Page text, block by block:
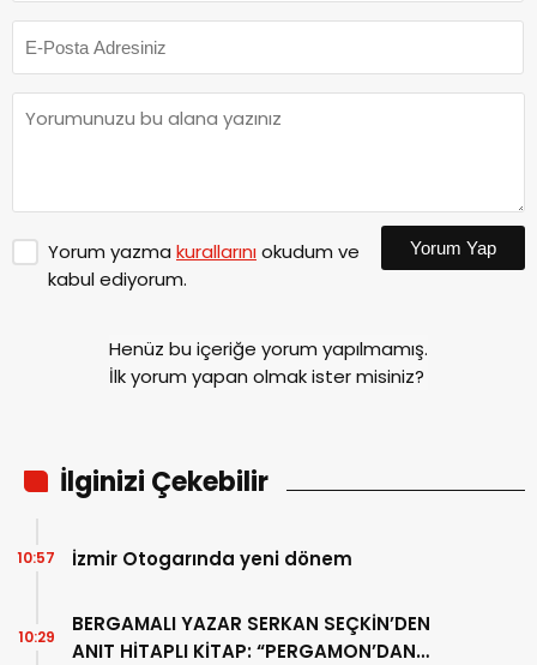
Yorum yazma kurallarınıokudum ve
kabul ediyorum.
Yorum Yap
Henüz bu içeriğe yorum yapılmamış.
İlk yorum yapan olmak ister misiniz?
İlginizi Çekebilir
İzmir Otogarında yeni dönem
10:57
BERGAMALI YAZAR SERKAN SEÇKİN’DEN
ANIT HİTAPLI KİTAP: “PERGAMON’DAN
10:29